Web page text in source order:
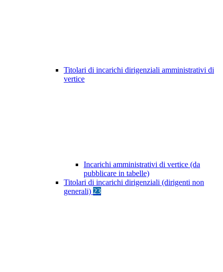
Titolari di incarichi dirigenziali amministrativi di
vertice
Incarichi amministrativi di vertice (da
pubblicare in tabelle)
Titolari di incarichi dirigenziali (dirigenti non
generali) 23